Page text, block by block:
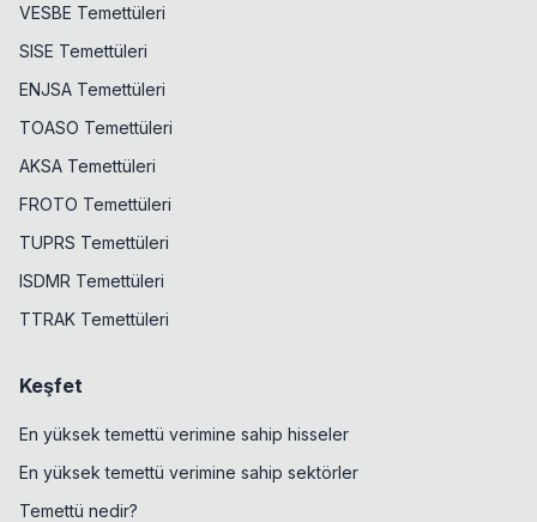
VESBE Temettüleri
SISE Temettüleri
ENJSA Temettüleri
TOASO Temettüleri
AKSA Temettüleri
FROTO Temettüleri
TUPRS Temettüleri
ISDMR Temettüleri
TTRAK Temettüleri
Keşfet
En yüksek temettü verimine sahip hisseler
En yüksek temettü verimine sahip sektörler
Temettü nedir?